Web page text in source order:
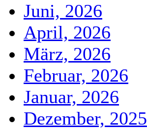
Juni, 2026
April, 2026
März, 2026
Februar, 2026
Januar, 2026
Dezember, 2025